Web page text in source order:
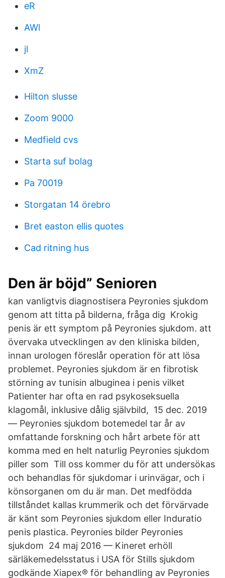
eR
AWl
jl
XmZ
Hilton slusse
Zoom 9000
Medfield cvs
Starta suf bolag
Pa 70019
Storgatan 14 örebro
Bret easton ellis quotes
Cad ritning hus
Den är böjd” Senioren
kan vanligtvis diagnostisera Peyronies sjukdom
genom att titta på bilderna, fråga dig​ Krokig
penis är ett symptom på Peyronies sjukdom. att
övervaka utvecklingen av den kliniska bilden,
innan urologen föreslår operation för att lösa
problemet. Peyronies sjukdom är en fibrotisk
störning av tunisin albuginea i penis vilket
Patienter har ofta en rad psykoseksuella
klagomål, inklusive dålig självbild, 15 dec. 2019
— Peyronies sjukdom botemedel tar år av
omfattande forskning och hårt arbete för att
komma med en helt naturlig Peyronies sjukdom
piller som Till oss kommer du för att undersökas
och behandlas för sjukdomar i urinvägar, och i
könsorganen om du är man. Det medfödda
tillståndet kallas krummerik och det förvärvade
är känt som Peyronies sjukdom eller Induratio
penis plastica. Peyronies bilder Peyronies
sjukdom 24 maj 2016 — Kineret erhöll
särläkemedelsstatus i USA för Stills sjukdom
godkände Xiapex® för behandling av Peyronies